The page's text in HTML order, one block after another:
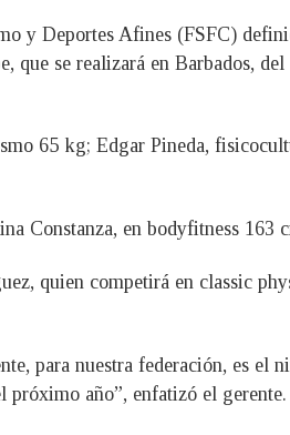
y Deportes Afines (FSFC)
que se realizará en Barbados,
65 kg; Edgar Pineda,
Constanza, en bodyfitness 163
quien competirá en classic
para nuestra federación, es el
próximo año”, enfatizó el gerente.